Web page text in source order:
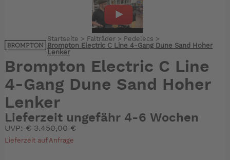
Startseite > Falträder > Pedelecs >
Brompton Electric C Line 4-Gang Dune Sand Hoher
Lenker
Brompton Electric C Line
4-Gang Dune Sand Hoher
Lenker
Lieferzeit ungefähr 4-6 Wochen
UVP:€3.450,00 €
Lieferzeit auf Anfrage